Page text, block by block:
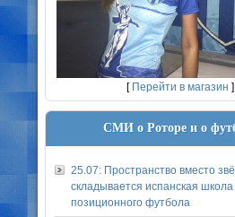
[ Перейти в магазин ]
СМИ о Роторе и о
25.07: Пространство вместо
складывается испанская школа
позиционного футбола